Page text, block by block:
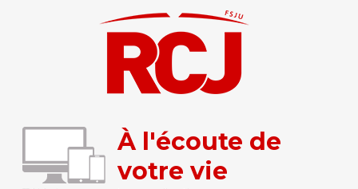
À l'écoute de
votre vie